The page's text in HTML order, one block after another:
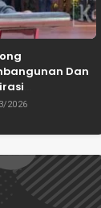
Dan
DPRD
Ajukan
2027
2026